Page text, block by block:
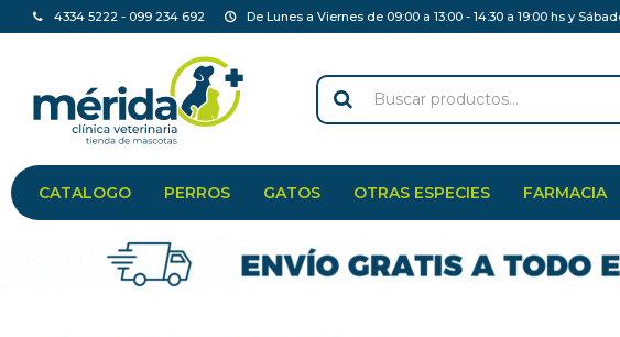
CATALOGO PERROS GATOS OTRAS ESPECIES FARMACIA
4334 5222 - 099 234 692 De Lunes a Viernes de 09:00 a 13:00 - 14:30 a 19:00 hs y